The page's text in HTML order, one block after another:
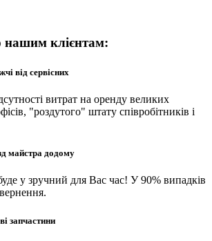
клієнтам:
від сервісних
витрат на оренду великих
"роздутого" штату співробітників і
майстра додому
у зручний для Вас час! У 90% випадків
запчастини